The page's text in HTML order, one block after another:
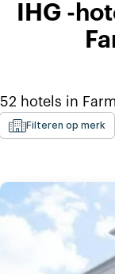
IHG -
52 hotels in
Filteren op merk